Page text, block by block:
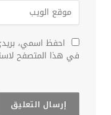
احفظ اسمي،
في هذا المتصفح